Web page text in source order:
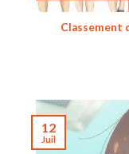
Classement
12
Juil